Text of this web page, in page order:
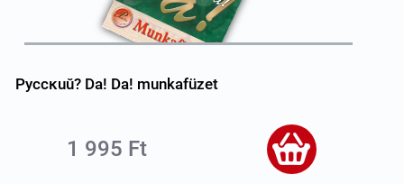
Pyccĸuŭ? Da! Da! munkafüzet
1 995 Ft